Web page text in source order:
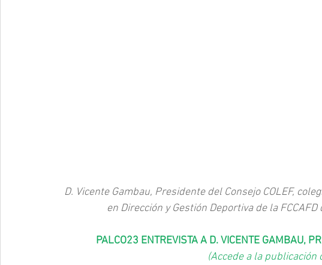
D. Vicente Gambau, Presidente del Consejo COLEF,
en Dirección y Gestión Deportiva de la
PALCO23 ENTREVISTA A D. VICENTE GAMBAU,
(Accede a la publicación